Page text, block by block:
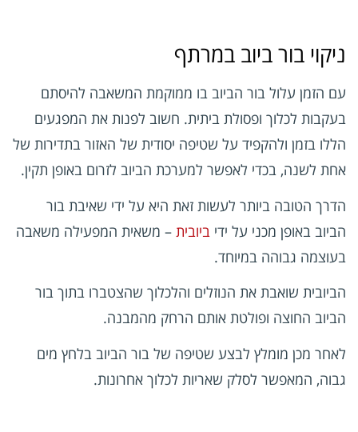
ניקוי בור ביוב במרתף
עם הזמן עלול בור הביוב בו ממוקמת המשאבה להיסתם
בעקבות לכלוך ופסולת ביתית. חשוב לפנות את המפגעים
הללו בזמן ולהקפיד על שטיפה יסודית של האזור בתדירות של
אחת לשנה, בכדי לאפשר למערכת הביוב לזרום באופן תקין.
הדרך הטובה ביותר לעשות זאת היא על ידי שאיבת בור
הביוב באופן מכני על ידי ביובית – משאית המפעילה משאבה
בעוצמה גבוהה במיוחד.
הביובית שואבת את הנוזלים והלכלוך שהצטברו בתוך בור
הביוב החוצה ופולטת אותם הרחק מהמבנה.
לאחר מכן מומלץ לבצע שטיפה של בור הביוב בלחץ מים
גבוה, המאפשר לסלק שאריות לכלוך אחרונות.